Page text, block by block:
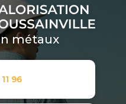
métaux
96